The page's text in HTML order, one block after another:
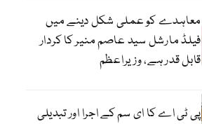
معاہدے کو عملی شکل دینے میں
فیلڈ مارشل سید عاصم منیر کا کردار
قابل قدر ہے، وزیراعظم
پی ٹی اے کا ای سم کے اجرا اور تبدیلی